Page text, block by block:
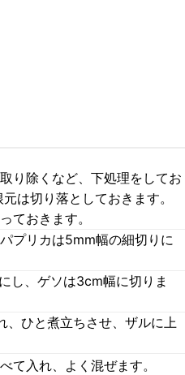
り除くなど、下処理をしてお
は切り落としておきます。
ておきます。
プリカは5mm幅の細切りに
し、ゲソは3cm幅に切りま
、ひと煮立ちさせ、ザルに上
て入れ、よく混ぜます。